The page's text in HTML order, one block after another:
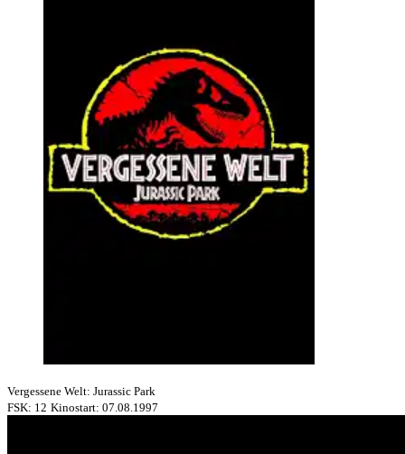
Vergessene Welt: Jurassic Park
FSK: 12 Kinostart: 07.08.1997